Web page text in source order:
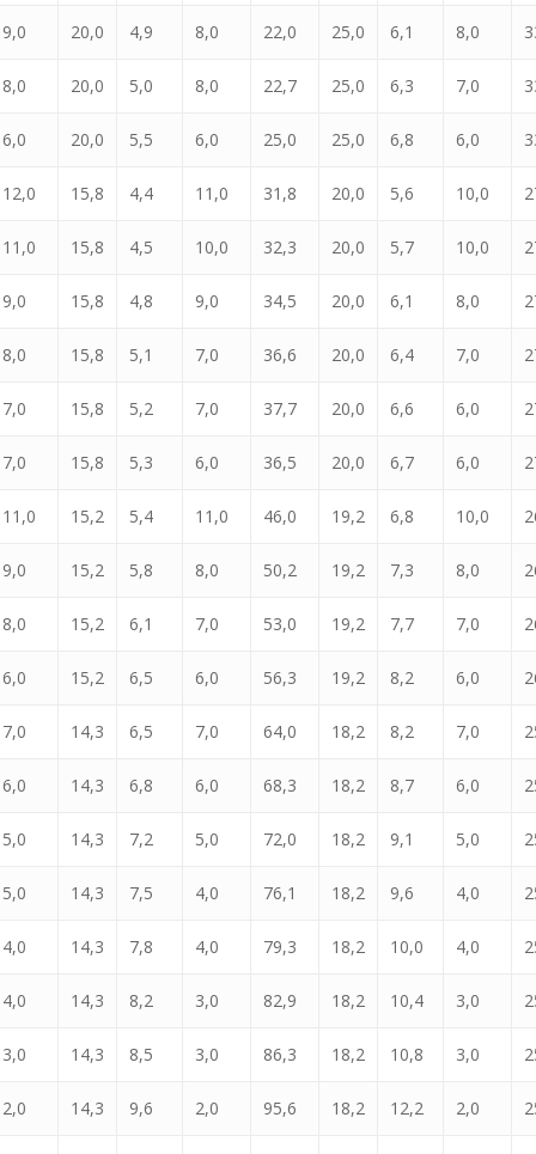
9,0 20,0 4,9 8,0 22,0 25,0 6,1 8,0
8,0 20,0 5,0 8,0 22,7 25,0 6,3 7,0
6,0 20,0 5,5 6,0 25,0 25,0 6,8 6,0
12,0 15,8 4,4 11,0 31,8 20,0 5,6 10,0
11,0 15,8 4,5 10,0 32,3 20,0 5,7 10,0
9,0 15,8 4,8 9,0 34,5 20,0 6,1 8,0
8,0 15,8 5,1 7,0 36,6 20,0 6,4 7,0
7,0 15,8 5,2 7,0 37,7 20,0 6,6 6,0
7,0 15,8 5,3 6,0 36,5 20,0 6,7 6,0
11,0 15,2 5,4 11,0 46,0 19,2 6,8 10,0
9,0 15,2 5,8 8,0 50,2 19,2 7,3 8,0
8,0 15,2 6,1 7,0 53,0 19,2 7,7 7,0
6,0 15,2 6,5 6,0 56,3 19,2 8,2 6,0
7,0 14,3 6,5 7,0 64,0 18,2 8,2 7,0
6,0 14,3 6,8 6,0 68,3 18,2 8,7 6,0
5,0 14,3 7,2 5,0 72,0 18,2 9,1 5,0
5,0 14,3 7,5 4,0 76,1 18,2 9,6 4,0
4,0 14,3 7,8 4,0 79,3 18,2 10,0 4,0
4,0 14,3 8,2 3,0 82,9 18,2 10,4 3,0
3,0 14,3 8,5 3,0 86,3 18,2 10,8 3,0
2,0 14,3 9,6 2,0 95,6 18,2 12,2 2,0